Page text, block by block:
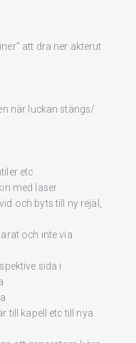
att dra ner akterut
när luckan stängs/
etc
med laser
och byts till ny rejäl,
och inte via
sida i
till kapell etc till nya